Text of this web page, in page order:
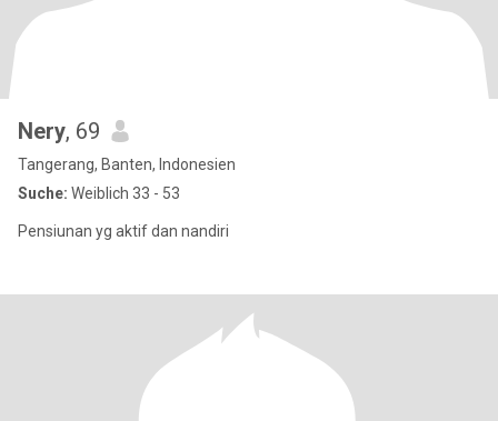
Nery, 69
Tangerang, Banten, Indonesien
Suche: Weiblich 33 - 53
Pensiunan yg aktif dan nandiri